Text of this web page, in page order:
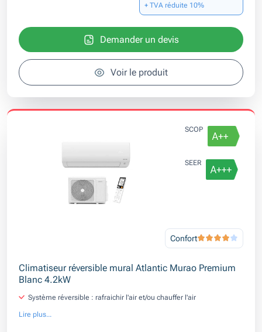
+ TVA réduite 10%
Demander un devis
Voir le produit
SCOP
SEER
Confort
Climatiseur réversible mural Atlantic Murao Premium
Blanc 4.2kW
Système réversible : rafraichir l'air et/ou chauffer l'air
Lire plus...